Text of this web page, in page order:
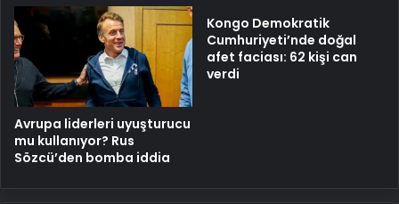
Avrupa liderleri uyuşturucu
mu kullanıyor? Rus
Sözcü’den bomba iddia
Kongo Demokratik
Cumhuriyeti’nde doğal
afet faciası: 62 kişi can
verdi